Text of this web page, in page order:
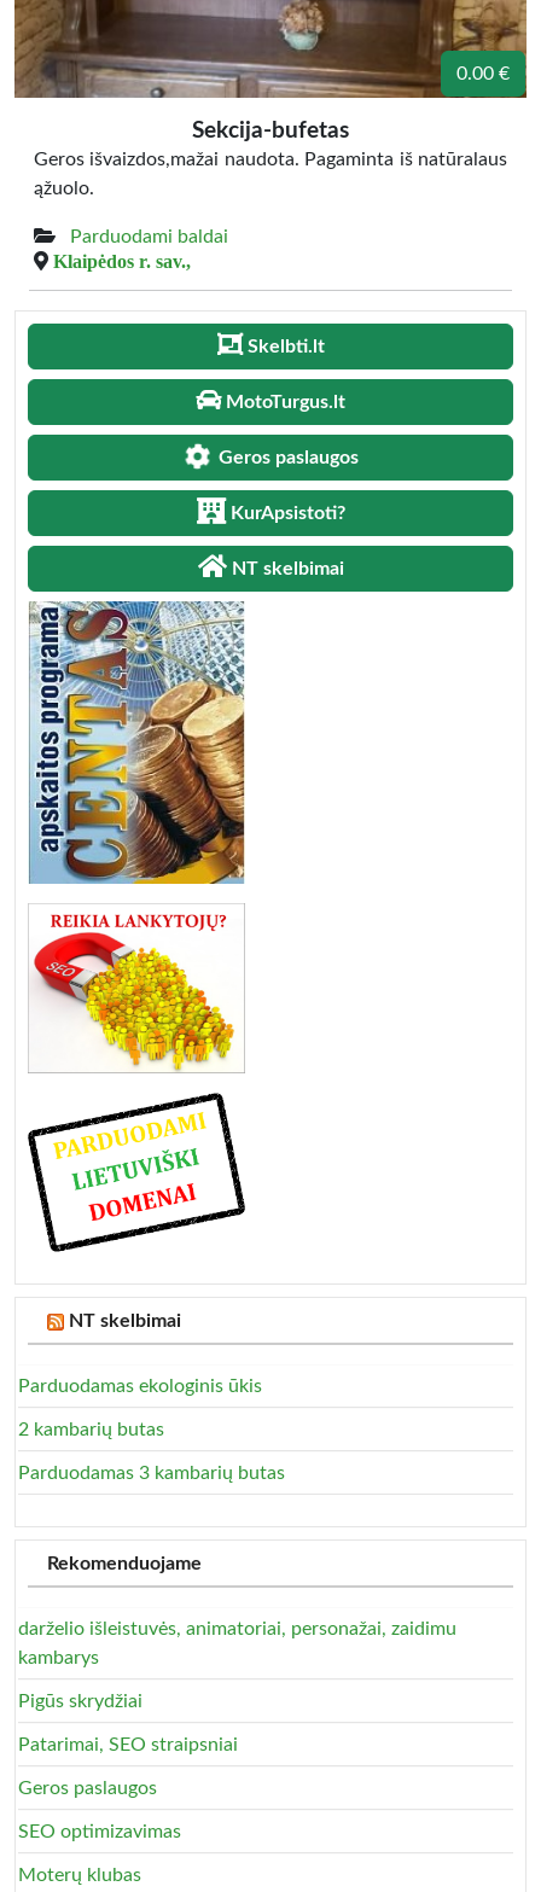
0.00 €
Sekcija-bufetas
Geros išvaizdos,mažai naudota. Pagaminta iš natūralaus
ąžuolo.
Parduodami baldai
Klaipėdos r. sav.,
Skelbti.lt
MotoTurgus.lt
Geros paslaugos
KurApsistoti?
NT skelbimai
NT skelbimai
Parduodamas ekologinis ūkis
2 kambarių butas
Parduodamas 3 kambarių butas
Rekomenduojame
darželio išleistuvės, animatoriai, personažai, zaidimu
kambarys
Pigūs skrydžiai
Patarimai, SEO straipsniai
Geros paslaugos
SEO optimizavimas
Moterų klubas